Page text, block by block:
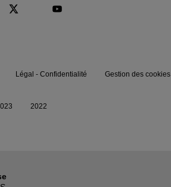
Légal - Confidentialité Gestion des cookies
2022